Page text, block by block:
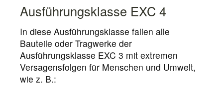
Ausführungsklasse EXC 4
In diese Ausführungsklasse fallen alle
Bauteile oder Tragwerke der
Ausführungsklasse EXC 3 mit extremen
Versagensfolgen für Menschen und Umwelt,
wie z. B.: